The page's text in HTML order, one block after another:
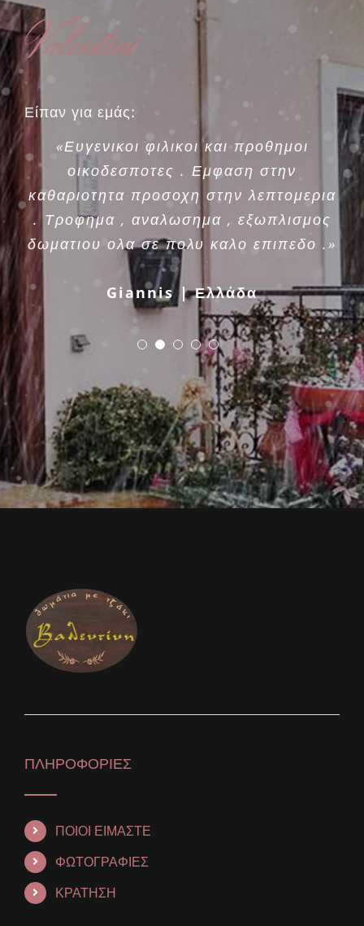
Valentini
Είπαν για εμάς:
«Ευγενικοι φιλικοι και προθημοι
οικοδεσποτες . Εμφαση στην
καθαριοτητα προσοχη στην λεπτομερια
. Τροφημα , αναλωσημα , εξωπλισμος
δωματιου ολα σε πολυ καλο επιπεδο .»
Giannis | Ελλάδα
ΠΛΗΡΟΦΟΡΙΕΣ
ΠΟΙΟΙ ΕΙΜΑΣΤΕ
ΦΩΤΟΓΡΑΦΙΕΣ
ΚΡΑΤΗΣΗ